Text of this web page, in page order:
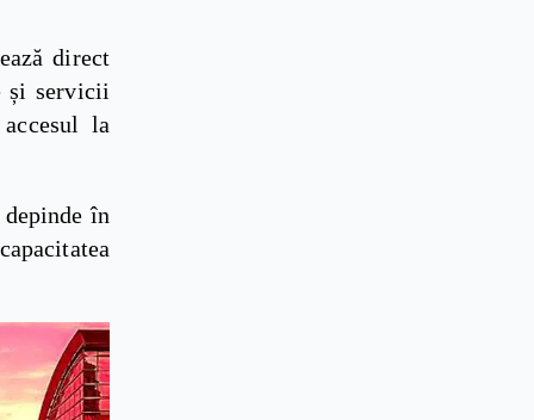
direct
și servicii
la
în